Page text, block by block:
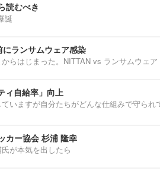
読むべき
誕
ランサムウェア感染
らはじまった。NITTAN vs ランサムウェ
ィ自給率」向上
いますが自分たちがどんな仕組みで守られ
カー協会 杉浦 隆幸
が本気を出したら